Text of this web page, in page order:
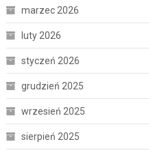
marzec 2026
luty 2026
styczeń 2026
grudzień 2025
wrzesień 2025
sierpień 2025